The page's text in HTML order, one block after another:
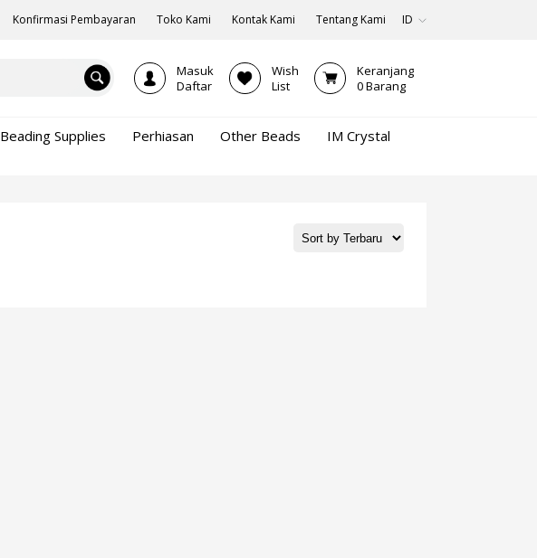
Konfirmasi Pembayaran Toko Kami Kontak Kami Tentang Kami ID
Masuk
Daftar
Wish
List
Keranjang
0Barang
Beading Supplies Perhiasan Other Beads
IM Crystal